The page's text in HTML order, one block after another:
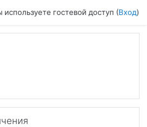
используете гостевой доступ (Вход)